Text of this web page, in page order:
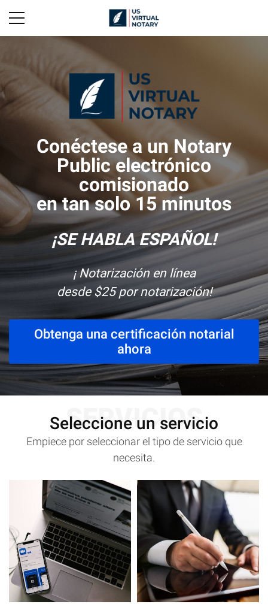
Conéctese a un Notary
Public electrónico
comisionado
en tan solo 15 minutos
¡SE HABLA ESPAÑOL!
¡ Notarización en línea
desde $25 por notarización!
Obtenga una certificación notarial
ahora
Seleccione un servicio
SERVICIOS
Empiece por seleccionar el tipo de servicio que
necesita.